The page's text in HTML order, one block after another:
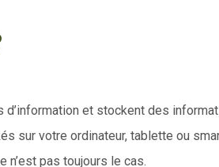
et stockent des
sur votre ordinateur, tablette ou
pas toujours le cas.